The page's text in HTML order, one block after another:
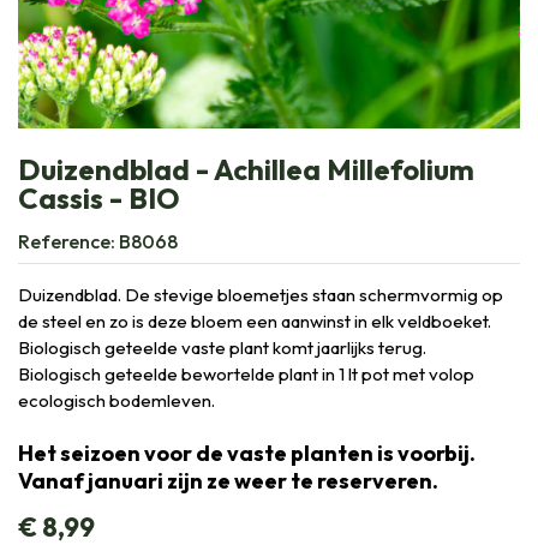
Duizendblad - Achillea Millefolium
Cassis - BIO
Reference: B8068
Duizendblad. De stevige bloemetjes staan schermvormig op
de steel en zo is deze bloem een aanwinst in elk veldboeket.
Biologisch geteelde vaste plant komt jaarlijks terug.
Biologisch geteelde bewortelde plant in 1 lt pot met volop
ecologisch bodemleven.
Het seizoen voor de vaste planten is voorbij.
Vanaf januari zijn ze weer te reserveren.
€8,99